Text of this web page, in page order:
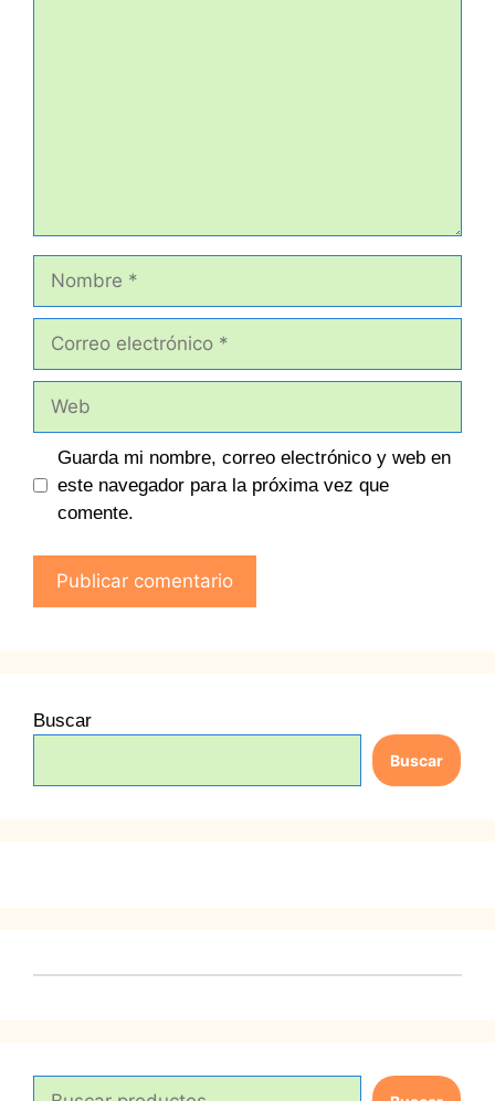
Nombre
Correo
Web
Guarda mi nombre, correo electrónico y web en
este navegador para la próxima vez que
comente.
Buscar
Buscar